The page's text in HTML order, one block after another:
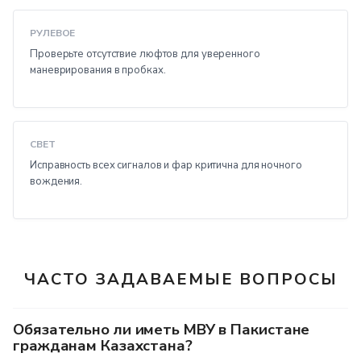
РУЛЕВОЕ
Проверьте отсутствие люфтов для уверенного
маневрирования в пробках.
СВЕТ
Исправность всех сигналов и фар критична для ночного
вождения.
ЧАСТО ЗАДАВАЕМЫЕ ВОПРОСЫ
Обязательно ли иметь МВУ в Пакистане
гражданам Казахстана?